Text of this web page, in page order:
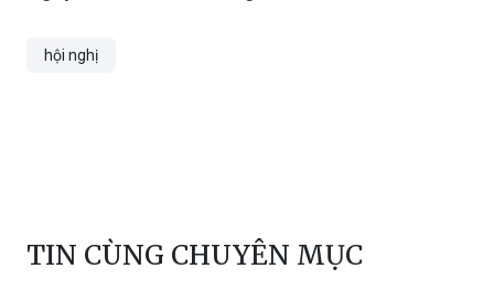
hội nghị
TIN CÙNG CHUYÊN MỤC